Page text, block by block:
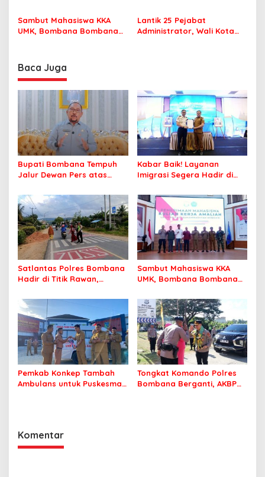
Perlu Lagi ke Kendari
Sekolah dengan Aman
Sambut Mahasiswa KKA
UMK, Bombana Bombana
Lantik 25 Pejabat
Administrator, Wali Kota
Baca Juga
Bupati Bombana Tempuh
Jalur Dewan Pers atas
Korupsi Jembatan Cirauci II
Kabar Baik! Layanan
Imigrasi Segera Hadir di
Perlu Lagi ke Kendari
Satlantas Polres Bombana
Hadir di Titik Rawan,
Sekolah dengan Aman
Sambut Mahasiswa KKA
UMK, Bombana Bombana
Sasaran
Pemkab Konkep Tambah
Ambulans untuk Puskesmas
Tongkat Komando Polres
Bombana Berganti, AKBP
Komentar